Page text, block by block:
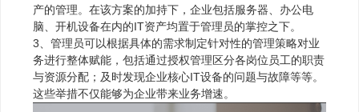
产的管理。在该方案的加持下，企业包括服务器、办公电
脑、开机设备在内的IT资产均置于管理员的掌控之下。
3、管理员可以根据具体的需求制定针对性的管理策略对业
务进行整体赋能，包括通过授权管理区分各岗位员工的职责
与资源分配；及时发现企业核心IT设备的问题与故障等等。
这些举措不仅能够为企业带来业务增速。